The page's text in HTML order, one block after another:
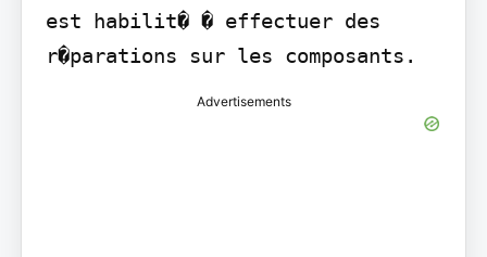
est habilit� � effectuer des
r�parations sur les composants.
Advertisements